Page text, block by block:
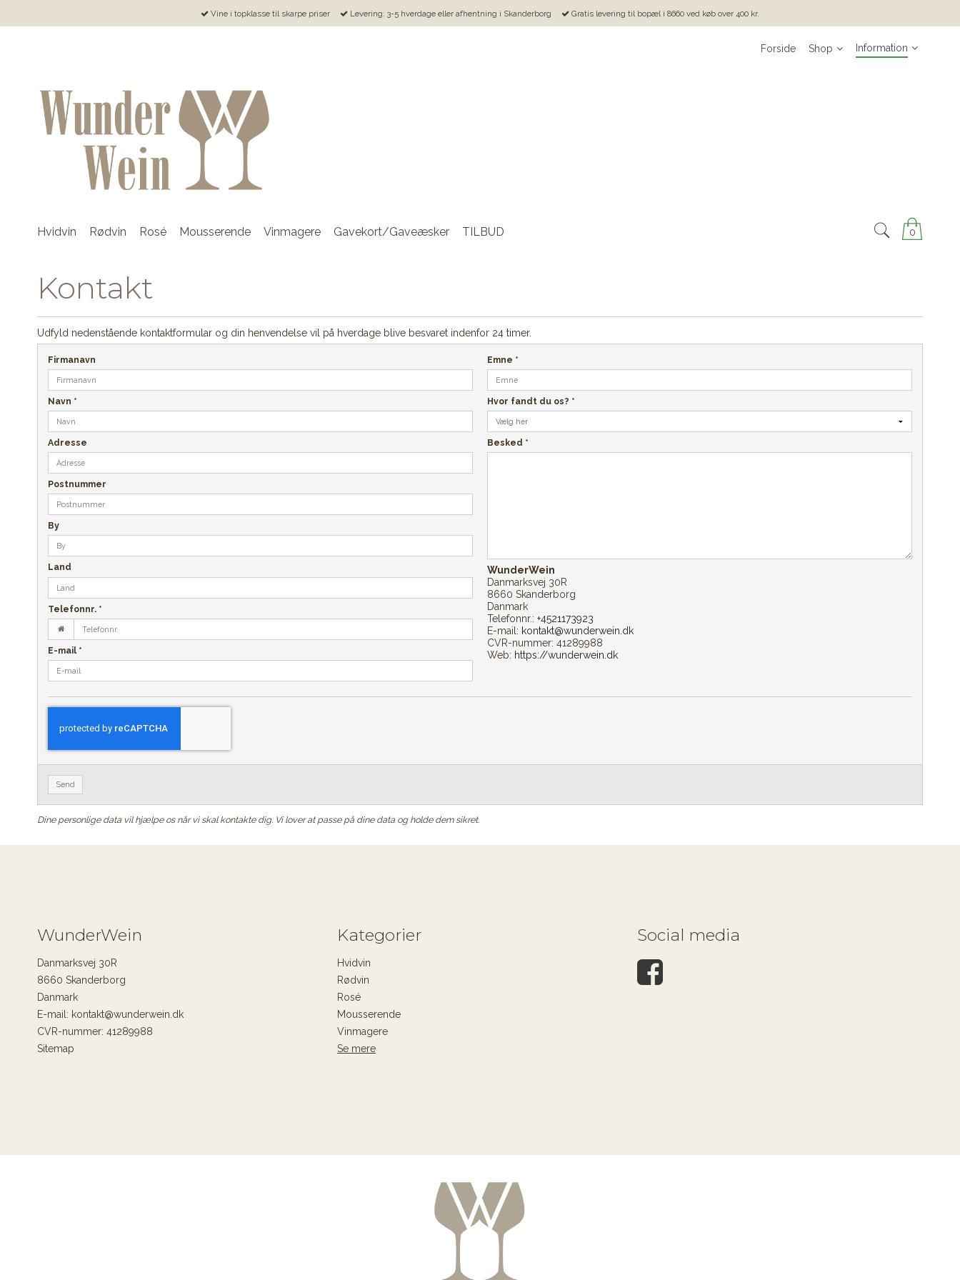
Vine i topklasse til skarpe priser Levering: 3-5 hverdage eller afhentning i Skanderborg Gratis levering til bopæl i 8660 ved køb over 400 kr.
Forside Shop Information
0
Hvidvin Rødvin Rosé Mousserende Vinmagere Gavekort/Gaveæsker TILBUD
Kontakt
Udfyld nedenstående kontaktformular og din henvendelse vil på hverdage blive besvaret indenfor 24 timer.
Firmanavn
Navn *
Adresse
Postnummer
By
Land
Telefonnr. *
E-mail *
Emne *
Hvor fandt du os? *
Besked *
WunderWein
Danmarksvej 30R
8660 Skanderborg
Danmark
Telefonnr.: +4521173923
E-mail: kontakt@wunderwein.dk
CVR-nummer: 41289988
Web: https://wunderwein.dk
Send
Dine personlige data vil hjælpe os når vi skal kontakte dig. Vi lover at passe på dine data og holde dem sikret.
WunderWein
Danmarksvej 30R
8660 Skanderborg
Danmark
E-mail : kontakt@wunderwein.dk
CVR-nummer: 41289988
Sitemap
Kategorier
Hvidvin
Rødvin
Rosé
Mousserende
Vinmagere
Se mere
Social media